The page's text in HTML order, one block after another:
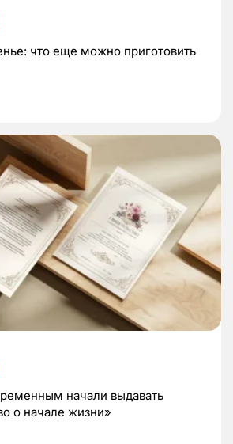
что еще можно приготовить
начали выдавать
о начале жизни»